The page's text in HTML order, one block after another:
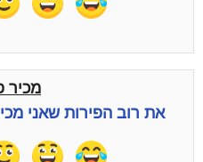
מכיר
את רוב הפירות שאני